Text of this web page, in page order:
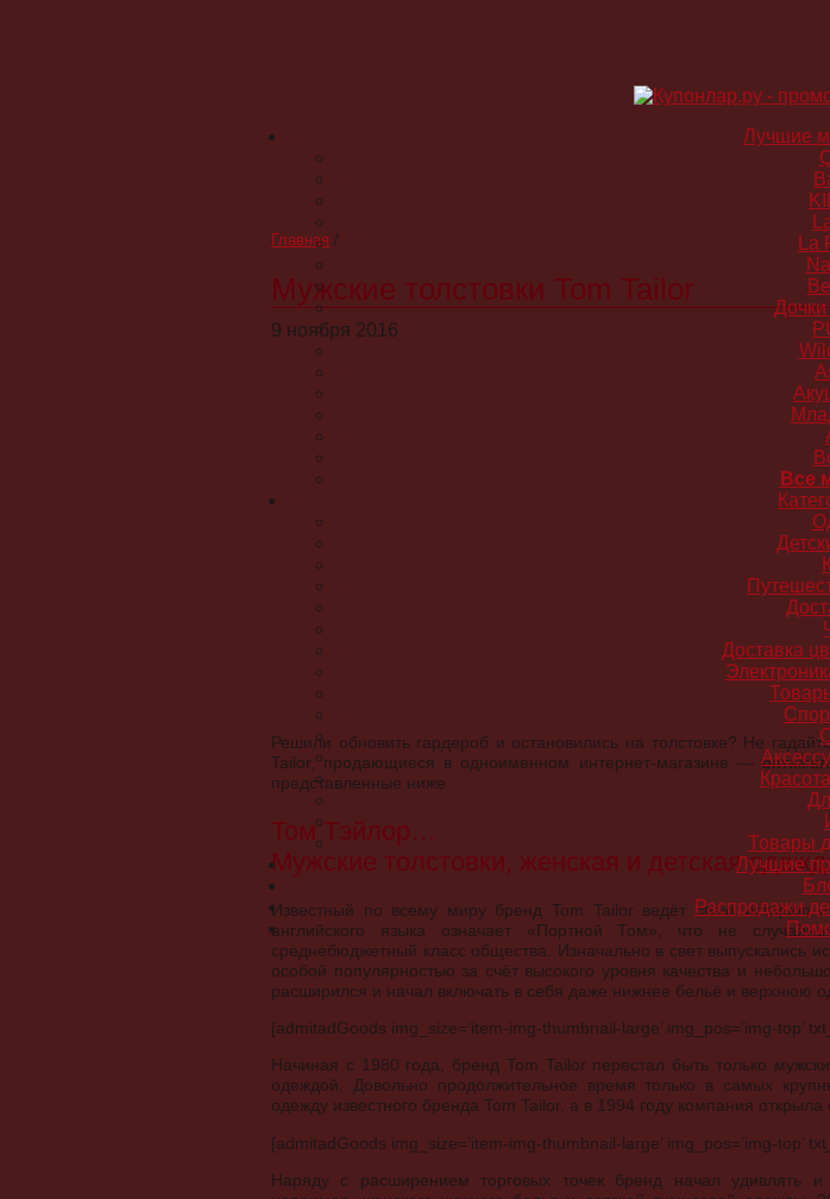
Главная /
Мужские толстовки Tom Tailor
9 ноября 2016
Решили обновить гардероб и остановились на толстовке? Не
Tailor, продающиеся в одноименном интернет-магазине —
представленные ниже.
Том Тэйлор…
Мужские толстовки, женская и детская
Известный по всему миру бренд Tom Tailor ведёт свою историю
английского языка означает «Портной Том», что не
среднебюджетный класс общества. Изначально в свет выпускались
особой популярностью за счёт высокого уровня качества и
расширился и начал включать в себя даже нижнее бельё и верхнюю
[admitadGoods img_size=’item-img-thumbnail-large’ img_pos=’img-top’
Начиная с 1980 года, бренд Tom Tailor перестал быть только
одеждой. Довольно продолжительное время только в самых
одежду известного бренда Tom Tailor, а в 1994 году компания
[admitadGoods img_size=’item-img-thumbnail-large’ img_pos=’img-top’
Наряду с расширением торговых точек бренд начал удивлять и
Лучшие
La
Все
Доставка
Товары
Лучшие
Распродажи